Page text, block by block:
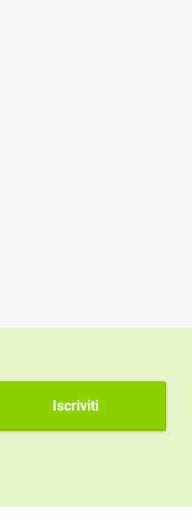
Iscriviti